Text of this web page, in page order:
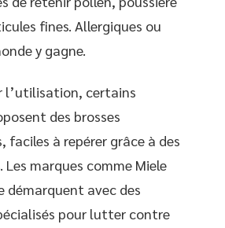
fines. Allergiques ou
y gagne.
l’utilisation, certains
des brosses
faciles à repérer grâce à des
Les marques comme Miele
démarquent avec des
pour lutter contre